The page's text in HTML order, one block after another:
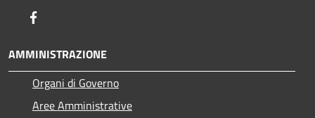
AMMINISTRAZIONE
Organi di Governo
Aree Amministrative